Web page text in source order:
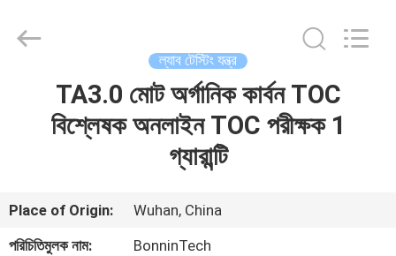
ভিডিও
Rights
ল্যাব টেস্টিং যন্ত্র
TA3.0 মোট অর্গানিক কার্বন TOC
বিশ্লেষক অনলাইন TOC পরীক্ষক 1
গ্যারান্টি
Place of Origin:
Wuhan, China
পরিচিতিমুলক নাম:
BonninTech